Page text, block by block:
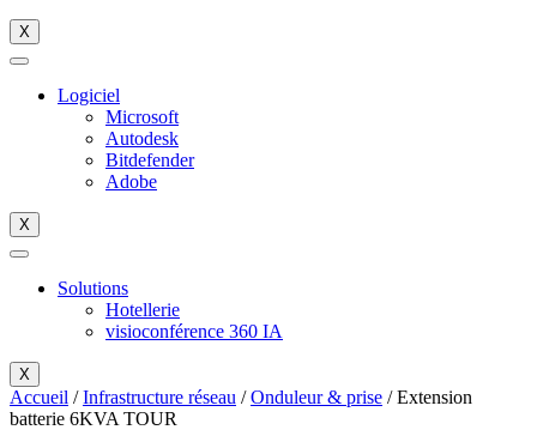
X
Logiciel
Microsoft
Autodesk
Bitdefender
Adobe
X
Solutions
Hotellerie
visioconférence 360 IA
X
Accueil /Infrastructure réseau /Onduleur & prise / Extension
batterie 6KVA TOUR